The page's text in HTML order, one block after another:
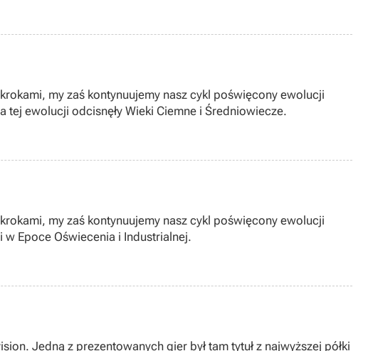
my zaś kontynuujemy nasz cykl poświęcony ewolucji
ewolucji odcisnęły Wieki Ciemne i Średniowiecze.
my zaś kontynuujemy nasz cykl poświęcony ewolucji
Epoce Oświecenia i Industrialnej.
Jedną z prezentowanych gier był tam tytuł z najwyższej półki